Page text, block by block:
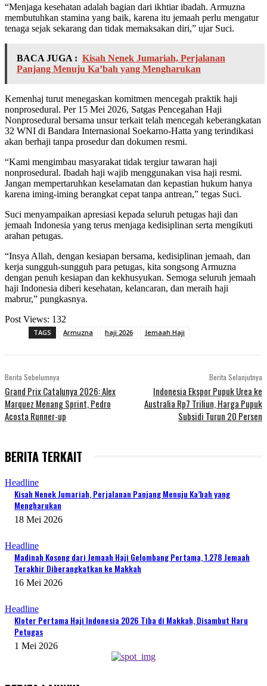
“Menjaga kesehatan adalah bagian dari ikhtiar ibadah. Armuzna
membutuhkan stamina yang baik, karena itu jemaah perlu mengatur
tenaga sejak sekarang dan tidak memaksakan diri,” ujar Suci.
BACA JUGA : Kisah Nenek Jumariah, Perjalanan
Panjang Menuju Ka’bah yang Mengharukan
Kemenhaj turut menegaskan komitmen mencegah praktik haji
nonprosedural. Per 15 Mei 2026, Satgas Pencegahan Haji
Nonprosedural bersama unsur terkait telah mencegah keberangkatan
32 WNI di Bandara Internasional Soekarno-Hatta yang terindikasi
akan berhaji tanpa prosedur dan dokumen resmi.
“Kami mengimbau masyarakat tidak tergiur tawaran haji
nonprosedural. Ibadah haji wajib menggunakan visa haji resmi.
Jangan mempertaruhkan keselamatan dan kepastian hukum hanya
karena iming-iming berangkat cepat tanpa antrean,” tegas Suci.
Suci menyampaikan apresiasi kepada seluruh petugas haji dan
jemaah Indonesia yang terus menjaga kedisiplinan serta mengikuti
arahan petugas.
“Insya Allah, dengan kesiapan bersama, kedisiplinan jemaah, dan
kerja sungguh-sungguh para petugas, kita songsong Armuzna
dengan penuh kesiapan dan kekhusyukan. Semoga seluruh jemaah
haji Indonesia diberi kesehatan, kelancaran, dan meraih haji
mabrur,” pungkasnya.
Post Views: 132
TAGS Armuzna haji 2026 Jemaah Haji
Berita Sebelumnya
Grand Prix Catalunya 2026: Alex
Marquez Menang Sprint, Pedro
Acosta Runner-up
Berita Selanjutnya
Indonesia Ekspor Pupuk Urea ke
Australia Rp7 Triliun, Harga Pupuk
Subsidi Turun 20 Persen
BERITA TERKAIT
Headline
Kisah Nenek Jumariah, Perjalanan Panjang Menuju Ka’bah yang
Mengharukan
18 Mei 2026
Headline
Madinah Kosong dari Jemaah Haji Gelombang Pertama, 1.278 Jemaah
Terakhir Diberangkatkan ke Makkah
16 Mei 2026
Headline
Kloter Pertama Haji Indonesia 2026 Tiba di Makkah, Disambut Haru
Petugas
1 Mei 2026